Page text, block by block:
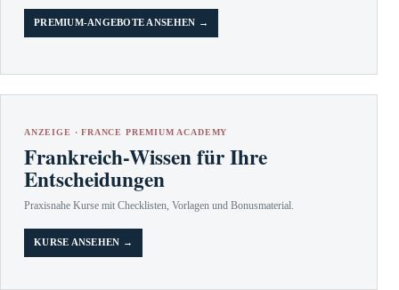
PREMIUM-ANGEBOTE ANSEHEN →
ANZEIGE · FRANCE PREMIUM ACADEMY
Frankreich-Wissen für Ihre
Entscheidungen
Praxisnahe Kurse mit Checklisten, Vorlagen und Bonusmaterial.
KURSE ANSEHEN →